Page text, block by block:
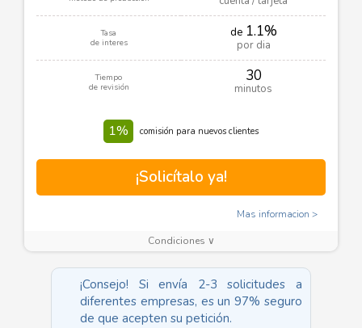
Tasa
de interes
de1.1%
por dia
Tiempo
de revisión
30
minutos
1% comisión para nuevos clientes
¡Solicítalo ya!
Mas informacion
Condiciones ∨
¡Consejo! Si envía 2-3 solicitudes a
diferentes empresas, es un 97% seguro
de que acepten su petición.